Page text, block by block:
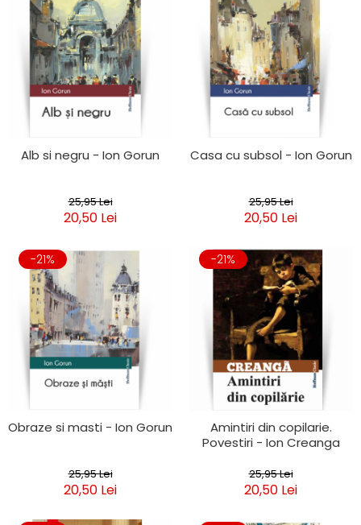
Alb si negru - Ion Gorun
25,95 Lei
20,50 Lei
Casa cu subsol - Ion Gorun
25,95 Lei
20,50 Lei
-21%
Obraze si masti - Ion Gorun
25,95 Lei
20,50 Lei
-21%
Amintiri din copilarie.
Povestiri - Ion Creanga
25,95 Lei
20,50 Lei